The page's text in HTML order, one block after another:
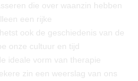
die over waanzin hebben
een rijke
ook de geschiedenis van de
onze cultuur en tijd
ideale vorm van therapie
zin een weerslag van ons